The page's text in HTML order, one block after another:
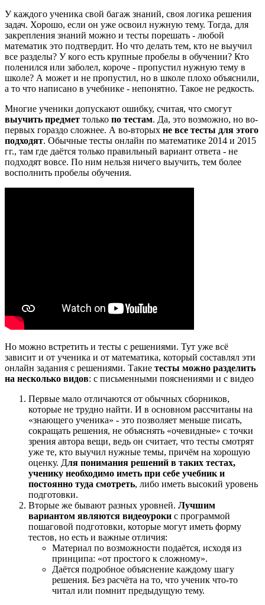
У каждого ученика свой багаж знаний, своя логика решения
задач. Хорошо, если он уже освоил нужную тему. Тогда, для
закрепления знаний можно и тесты порешать - любой
математик это подтвердит. Но что делать тем, кто не выучил
все разделы? У кого есть крупные пробелы в обучении? Кто
поленился или заболел, короче - пропустил нужную тему в
школе? А может и не пропустил, но в школе плохо объяснили,
а то что написано в учебнике - непонятно. Такое не редкость.
Многие ученики допускают ошибку, считая, что смогут
выучить предмет только по тестам. Да, это возможно, но во-
первых гораздо сложнее. А во-вторых не все тесты для этого
подходят. Обычные тесты онлайн по математике 2014 и 2015
гг., там где даётся только правильный вариант ответа - не
подходят вовсе. По ним нельзя ничего выучить, тем более
восполнить пробелы обучения.
Но можно встретить и тесты с решениями. Тут уже всё
зависит и от ученика и от математика, который составлял эти
онлайн задания с решениями. Такие тесты можно разделить
на несколько видов: с письменными пояснениями и с видео
Первые мало отличаются от обычных сборников,
которые не трудно найти. И в основном рассчитаны на
«знающего ученика» - это позволяет меньше писать,
сокращать решения, не объяснять «очевидные» с точки
зрения автора вещи, ведь он считает, что тесты смотрят
уже те, кто выучил нужные темы, причём на хорошую
оценку. Для понимания решений в таких тестах,
ученику необходимо иметь при себе учебник и
постоянно туда смотреть, либо иметь высокий уровень
подготовки.
Вторые же бывают разных уровней. Лучшим
вариантом являются видеоуроки с программой
пошаговой подготовки, которые могут иметь форму
тестов, но есть и важные отличия:
Материал по возможности подаётся, исходя из
принципа: «от простого к сложному».
Даётся подробное объяснение каждому шагу
решения. Без расчёта на то, что ученик что-то
читал или помнит предыдущую тему.